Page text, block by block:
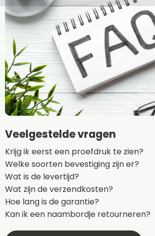
Veelgestelde vragen
Krijg ik eerst een proefdruk te zien?
Welke soorten bevestiging zijn er?
Wat is de levertijd?
Wat zijn de verzendkosten?
Hoe lang is de garantie?
Kan ik een naambordje retourneren?